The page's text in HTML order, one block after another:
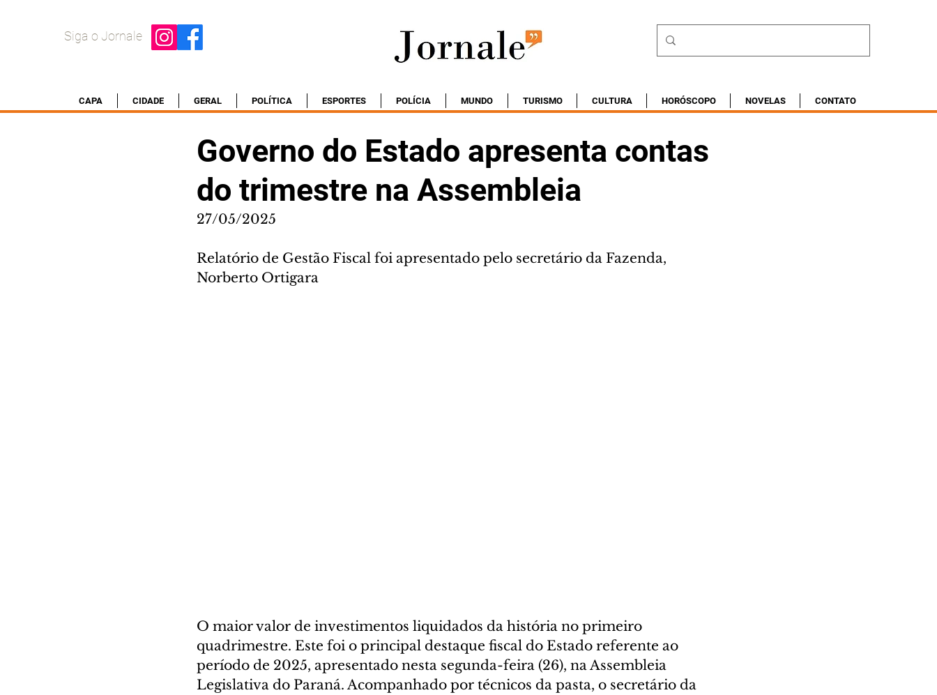
Siga o Jornale
CAPA CIDADE GERAL POLÍTICA ESPORTES POLÍCIA MUNDO TURISMO CULTURA HORÓSCOPO NOVELAS CONTATO
Governo do Estado apresenta contas
do trimestre na Assembleia
27/05/2025
Relatório de Gestão Fiscal foi apresentado pelo secretário da Fazenda,
Norberto Ortigara
O maior valor de investimentos liquidados da história no primeiro
quadrimestre. Este foi o principal destaque fiscal do Estado referente ao
período de 2025, apresentado nesta segunda-feira (26), na Assembleia
Legislativa do Paraná. Acompanhado por técnicos da pasta, o secretário da